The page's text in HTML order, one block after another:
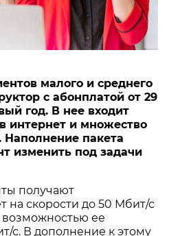
малого и среднего
с абонплатой от 29
год. В нее входит
интернет и множество
пакета
изменить под задачи
получают
на скорости до 50 Мбит/с
возможностью ее
с. В дополнение к этому